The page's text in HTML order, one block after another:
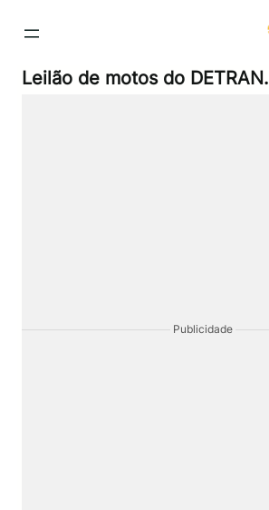
para
conteúdo
Leilão de motos do DETRAN.
Publicidade